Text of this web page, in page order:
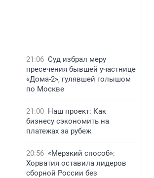
21:06 Суд избрал меру
пресечения бывшей участнице
«Дома-2», гулявшей голышом
по Москве
21:00 Наш проект: Как
бизнесу сэкономить на
платежах за рубеж
20:56 «Мерзкий способ»:
Хорватия оставила лидеров
сборной России без